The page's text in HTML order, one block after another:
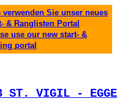
verwenden Sie unser neues
& Ranglisten Portal
use our new start- &
portal
VIGIL -